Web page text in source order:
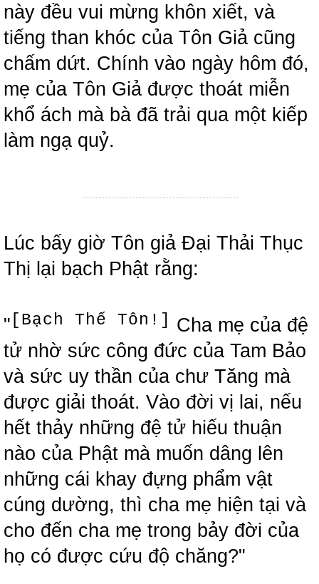
này đều vui mừng khôn xiết, và
tiếng than khóc của Tôn Giả cũng
chấm dứt. Chính vào ngày hôm đó,
mẹ của Tôn Giả được thoát miễn
khổ ách mà bà đã trải qua một kiếp
làm ngạ quỷ.
Lúc bấy giờ Tôn giả Đại Thải Thục
Thị lại bạch Phật rằng:
" [Bạch Thế Tôn!]
Cha mẹ của đệ
tử nhờ sức công đức của Tam Bảo
và sức uy thần của chư Tăng mà
được giải thoát. Vào đời vị lai, nếu
hết thảy những đệ tử hiếu thuận
nào của Phật mà muốn dâng lên
những cái khay đựng phẩm vật
cúng dường, thì cha mẹ hiện tại và
cho đến cha mẹ trong bảy đời của
họ có được cứu độ chăng?"